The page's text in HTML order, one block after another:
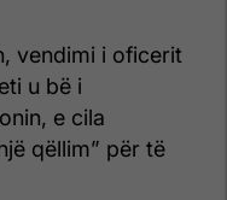
vendimi i oficerit
u bë i
e cila
qëllim” për të